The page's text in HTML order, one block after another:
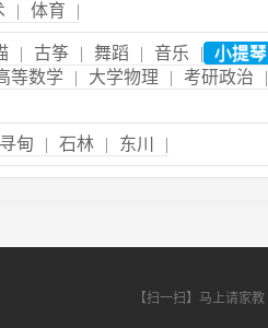
| 体育 |
| 古筝 | 舞蹈 | 音乐 | 小提琴
等数学 | 大学物理 | 考研政治 |
寻甸 | 石林 | 东川 |
【扫一扫】马上请家教